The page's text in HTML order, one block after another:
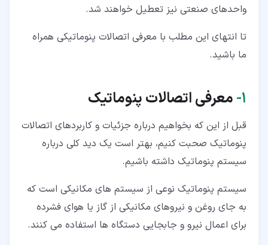
۴‏-‏۳‏- اتصالات کنترل جریان (Flow Control Fittings)
۴‏-‏۵‏- اتصالات یک طرفه (Check Valve Fittings)
۴‏-‏۶‏- اتصالات پنوماتیک کوپلینگ (Coupling)
۵‏- انواع اتصالات پنوماتیک بر اساس شکل ظاهری
واحدهای صنعتی نیز تعطیل خواهند شد.
تا انتهای این مطلب با معرفی اتصالات پنوماتیکی همراه
ما باشید.
۱‏- معرفی اتصالات پنوماتیک
قبل از این که بخواهیم درباره جزئیات و کاربردهای اتصالات
پنوماتیک صحبت کنیم، بهتر است یک دید کلی درباره
سیستم پنوماتیک داشته باشیم.
سیستم پنوماتیک نوعی از سیستم های مکانیکی است که
به جای روغن و نیروهای مکانیکی از گاز یا هوای فشرده
برای اعمال نیرو و جابجایی دستگاه ها استفاده می کنند.